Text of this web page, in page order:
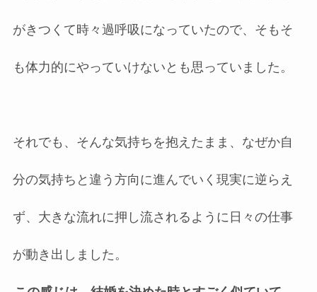
がきつくて時々過呼吸になっていたので、そもそ
も体力的にやっていけないとも思っていました。
それでも、そんな気持ちを抱えたまま、なぜか自
分の気持ちと違う方向に進んでいく現実に逆らえ
ず、大きな流れに押し流されるように日々の仕事
が動き出しました。